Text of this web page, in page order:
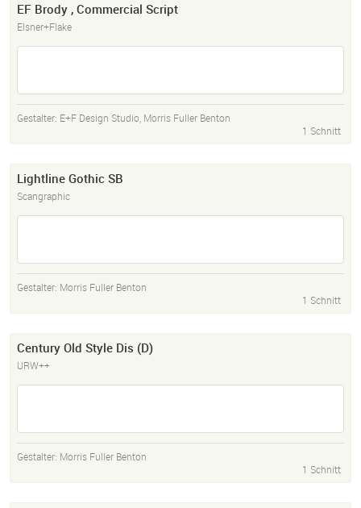
EF Brody , Commercial Script
Elsner+Flake
Gestalter: E+F Design Studio, Morris Fuller Benton
1 Schnitt
Lightline Gothic SB
Scangraphic
Gestalter: Morris Fuller Benton
1 Schnitt
Century Old Style Dis (D)
URW++
Gestalter: Morris Fuller Benton
1 Schnitt